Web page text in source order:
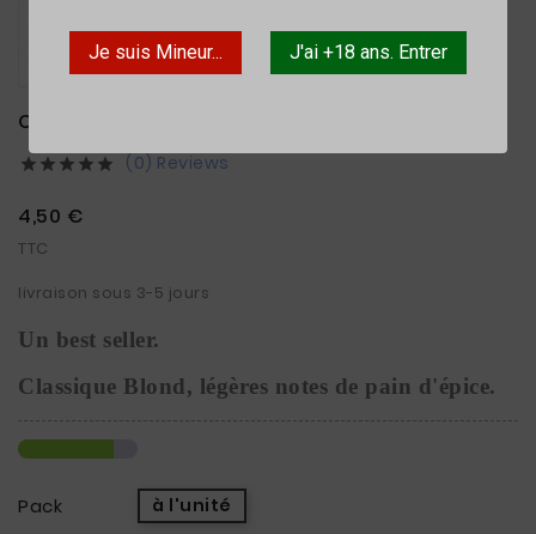
Je suis Mineur... J'ai +18 ans. Entrer
CONCENTRE MAXX BLEND 10ML FLAVOUR ART
     (0) Reviews
4,50 €
TTC
livraison sous 3-5 jours
Un best seller.
Classique Blond, légères notes de pain d'épice.
Pack à l'unité